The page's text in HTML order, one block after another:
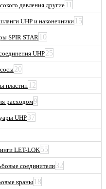
давления другие 11
UHP и наконечники 15
SPIR STAR 10
UHP25
20
пластин 12
расходом9
UHP37
LET-LOK55
соединители32
краны 18